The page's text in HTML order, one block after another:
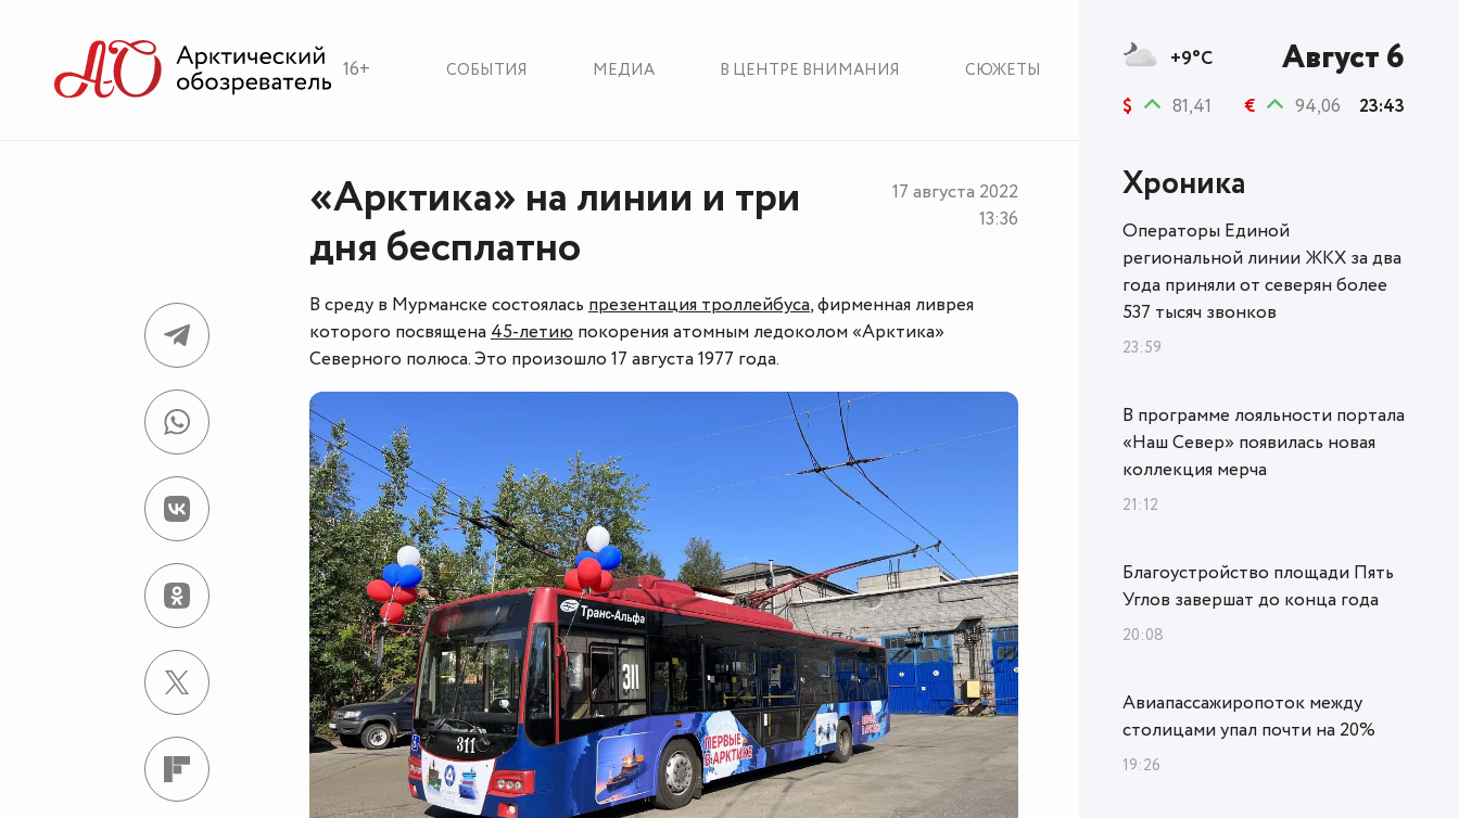
16+ СОБЫТИЯ МЕДИА В ЦЕНТРЕ ВНИМАНИЯ СЮЖЕТЫ
«Арктика» на линии и три
дня бесплатно
17 августа 2022
13:36
В среду в Мурманске состоялась презентация троллейбуса, фирменная ливрея
которого посвящена45-летию покорения атомным ледоколом «Арктика»
Северного полюса. Это произошло 17 августа 1977 года.
+9°C Август 6
$ 81,41 € 94,06 23:43
Хроника
Операторы Единой
региональной линии ЖКХ за два
года приняли от северян более
537 тысяч звонков
23:59
В программе лояльности портала
«Наш Север» появилась новая
коллекция мерча
21:12
Благоустройство площади Пять
Углов завершат до конца года
20:08
Авиапассажиропоток между
столицами упал почти на 20%
19:26